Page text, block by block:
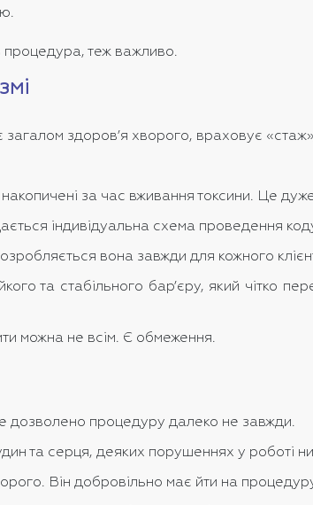
процедура, теж важливо.
загалом здоров’я хворого, враховує
за час вживання токсини. Це
індивідуальна схема проведення
вона завжди для кожного
та стабільного бар’єру, який чітко
можна не всім. Є обмеження.
дозволено процедуру далеко не завжди.
та серця, деяких порушеннях у роботі
Він добровільно має йти на